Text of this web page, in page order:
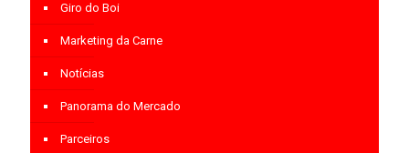
Giro do Boi
Marketing da Carne
Notícias
Panorama do Mercado
Parceiros